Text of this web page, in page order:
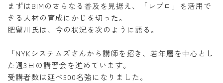
まずはBIMのさらなる普及を見据え、「レブロ」を活用で
きる人材の育成にかじを切った。
肥留川氏は、今の状況を次のように語る。
「NYKシステムズさんから講師を招き、若年層を中心とし
た週3日の講習会を進めています。
受講者数は延べ500名強になりました。